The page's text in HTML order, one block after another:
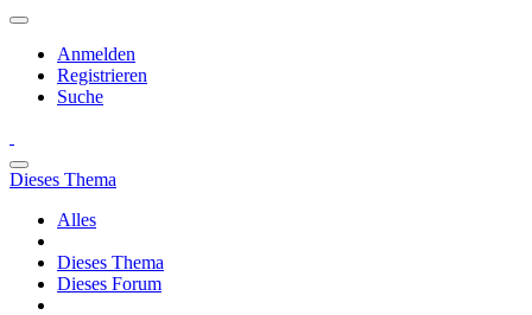
Anmelden
Registrieren
Suche
Dieses Thema
Alles
Dieses Thema
Dieses Forum